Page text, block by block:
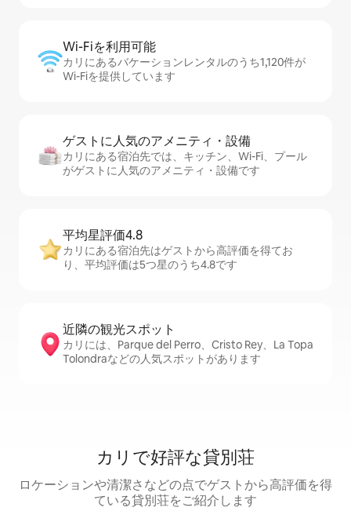
Wi-Fiを利⁠用⁠可⁠能
カリにあるバケーションレンタルのうち1,120件が
Wi-Fiを提供しています
ゲストに人⁠気⁠のア⁠メ⁠ニ⁠テ⁠ィ・設⁠備
カリにある宿泊先では、キッチン、Wi-Fi、プール
がゲストに人気のアメニティ・設備です
平均星評価4.8
カリにある宿泊先はゲストから高評価を得てお
り、平均評価は5つ星のうち4.8です
近隣の観光ス⁠ポ⁠ッ⁠ト
カリには、Parque del Perro、Cristo Rey、La Topa
Tolondraなどの人気スポットがあります
カリで好評な貸別荘
ロケーションや清潔さなどの点でゲストから高評価を得
ている貸別荘をご紹介します